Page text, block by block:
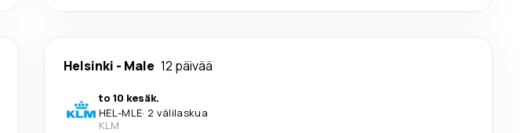
Helsinki - Male 12 päivää
to 10 kesäk.
HEL-MLE· 2 välilaskua
KLM